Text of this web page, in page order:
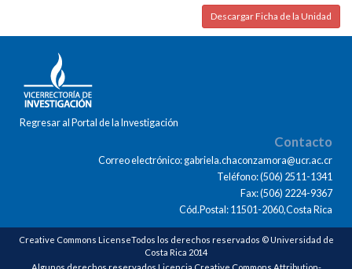
Descargar Ficha de la Unidad
Regresar al Portal de la Investigación
Contacto
Correo electrónico: gabriela.chaconzamora@ucr.ac.cr
Teléfono: (506) 2511-1341
Fax: (506) 2224-9367
Cód.Postal: 11501-2060,Costa Rica
Creative Commons LicenseTodos los derechos reservados © Universidad de
Costa Rica 2014